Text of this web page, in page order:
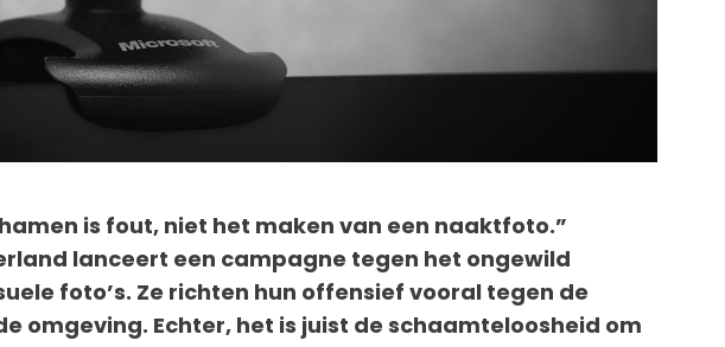
is fout, niet het maken van een naaktfoto.”
lanceert een campagne tegen het ongewild
foto’s. Ze richten hun offensief vooral tegen de
omgeving. Echter, het is juist de schaamteloosheid om